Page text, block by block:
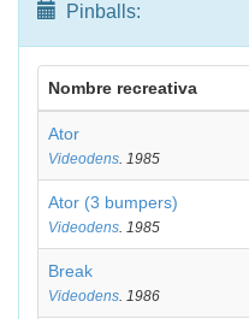
Pinballs:
Nombre recreativa
Ator
Videodens. 1985
Ator (3 bumpers)
Videodens. 1985
Break
Videodens. 1986